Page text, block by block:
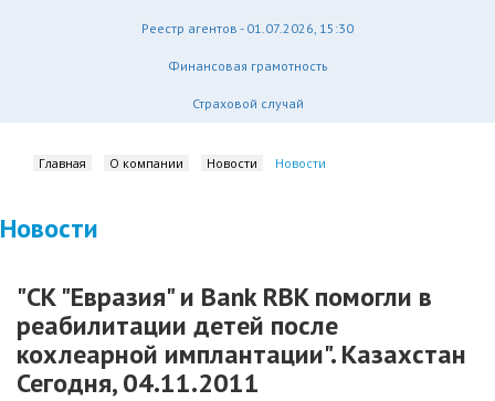
Реестр агентов - 01.07.2026, 15:30
Финансовая грамотность
Страховой случай
Главная О компании Новости Новости
Новости
"СК "Евразия" и Bank RBK помогли в
реабилитации детей после
кохлеарной имплантации". Казахстан
Сегодня, 04.11.2011